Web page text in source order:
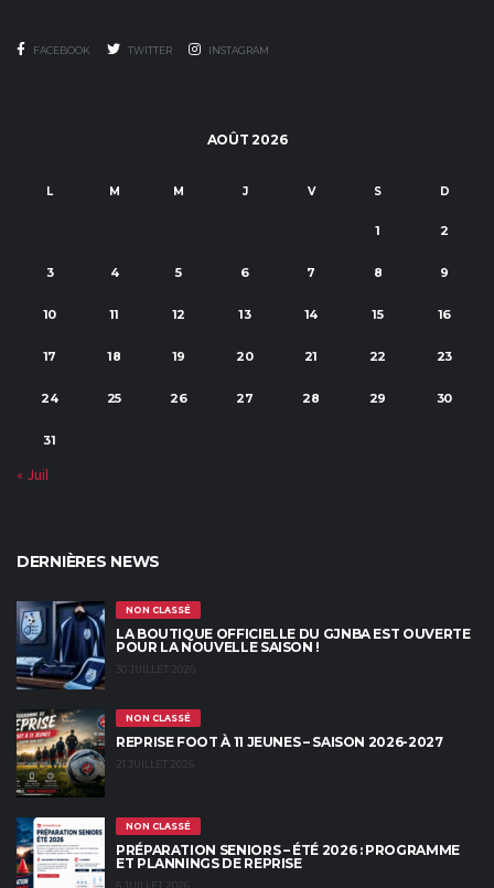
FACEBOOK TWITTER INSTAGRAM
AOÛT 2026
L M M J V S D
1 2
3 4 5 6 7 8 9
10 11 12 13 14 15 16
17 18 19 20 21 22 23
24 25 26 27 28 29 30
31
« Juil
DERNIÈRES NEWS
NON CLASSÉ
LA BOUTIQUE OFFICIELLE DU GJNBA EST OUVERTE
POUR LA NOUVELLE SAISON !
30 JUILLET 2026
NON CLASSÉ
REPRISE FOOT À 11 JEUNES – SAISON 2026-2027
21 JUILLET 2026
NON CLASSÉ
PRÉPARATION SENIORS – ÉTÉ 2026 : PROGRAMME
ET PLANNINGS DE REPRISE
6 JUILLET 2026